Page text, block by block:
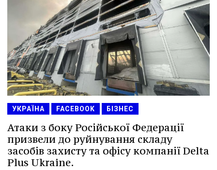
УКРАЇНА FACEBOOK БІЗНЕС
Атаки з боку Російської Федерації
призвели до руйнування складу
засобів захисту та офісу компанії Delta
Plus Ukraine.